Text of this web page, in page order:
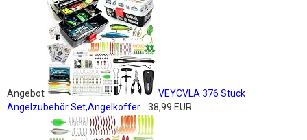
Angebot
VEYCVLA 376 Stück
Angelzubehör Set,Angelkoffer...
38,99 EUR